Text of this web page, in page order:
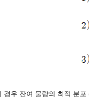
경우 잔여 물량의 최적 분